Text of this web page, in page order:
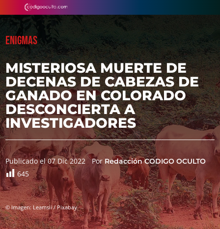
ENIGMAS
MISTERIOSA MUERTE DE
DECENAS DE CABEZAS DE
GANADO EN COLORADO
DESCONCIERTA A
INVESTIGADORES
Publicado el 07 Dic 2022 Por Redacción CODIGO OCULTO
645
© Imagen: Leamsii / Pixabay